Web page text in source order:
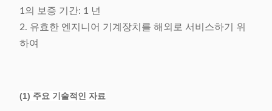
1의 보증 기간: 1 년
2. 유효한 엔지니어 기계장치를 해외로 서비스하기 위
하여
(1) 주요 기술적인 자료